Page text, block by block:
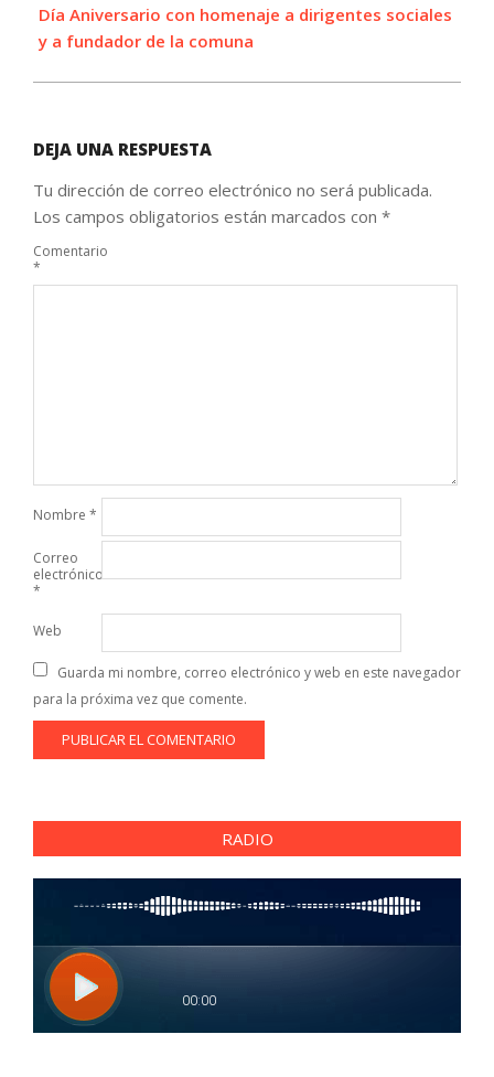
Día Aniversario con homenaje a dirigentes sociales
y a fundador de la comuna
DEJA UNA RESPUESTA
Tu dirección de correo electrónico no será publicada.
Los campos obligatorios están marcados con *
Comentario
*
Nombre *
Correo
electrónico
*
Web
Guarda mi nombre, correo electrónico y web en este navegador
para la próxima vez que comente.
RADIO